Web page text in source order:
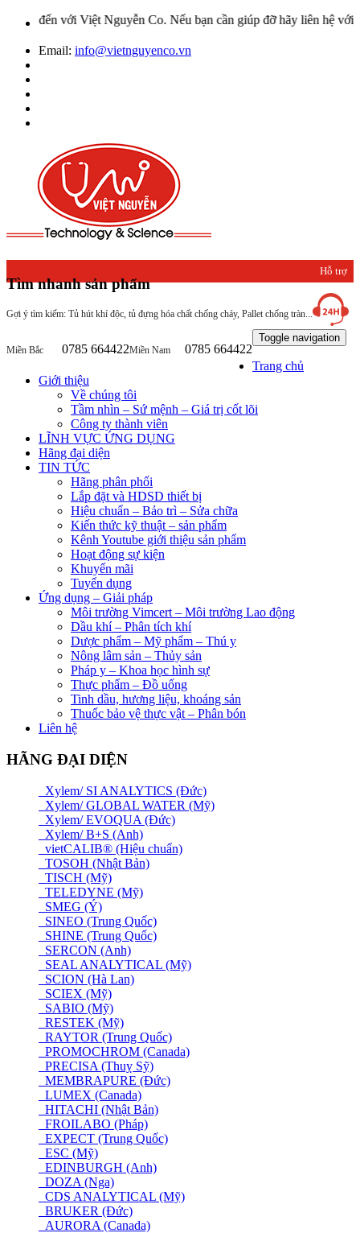
Việt Nguyễn Co. Nếu bạn cần giúp đỡ hãy liên hệ với chúng tôi
Email: info@vietnguyenco.vn
Tìm nhanh sản phẩm
Gợi ý tìm kiếm: Tủ hút khí độc, tủ đựng hóa chất chống cháy, Pallet chống tràn...
Hỗ trợ
khách
hàng
Miền Bắc 0785 664422Miền Nam 0785 664422
Toggle navigation
Trang chủ
Giới thiệu
Về chúng tôi
Tầm nhìn – Sứ mệnh – Giá trị cốt lõi
Công ty thành viên
LĨNH VỰC ỨNG DỤNG
Hãng đại diện
TIN TỨC
Hãng phân phối
Lắp đặt và HDSD thiết bị
Hiệu chuẩn – Bảo trì – Sửa chữa
Kiến thức kỹ thuật – sản phẩm
Kênh Youtube giới thiệu sản phẩm
Hoạt động sự kiện
Khuyến mãi
Tuyển dụng
Ứng dụng – Giải pháp
Môi trường Vimcert – Môi trường Lao động
Dầu khí – Phân tích khí
Dược phẩm – Mỹ phẩm – Thú y
Nông lâm sản – Thủy sản
Pháp y – Khoa học hình sự
Thực phẩm – Đồ uống
Tinh dầu, hương liệu, khoáng sản
Thuốc bảo vệ thực vật – Phân bón
Liên hệ
HÃNG ĐẠI DIỆN
Xylem/ SI ANALYTICS (Đức)
Xylem/ GLOBAL WATER (Mỹ)
Xylem/ EVOQUA (Đức)
Xylem/ B+S (Anh)
vietCALIB® (Hiệu chuẩn)
TOSOH (Nhật Bản)
TISCH (Mỹ)
TELEDYNE (Mỹ)
SMEG (Ý)
SINEO (Trung Quốc)
SHINE (Trung Quốc)
SERCON (Anh)
SEAL ANALYTICAL (Mỹ)
SCION (Hà Lan)
SCIEX (Mỹ)
SABIO (Mỹ)
RESTEK (Mỹ)
RAYTOR (Trung Quốc)
PROMOCHROM (Canada)
PRECISA (Thuỵ Sỹ)
MEMBRAPURE (Đức)
LUMEX (Canada)
HITACHI (Nhật Bản)
FROILABO (Pháp)
EXPECT (Trung Quốc)
ESC (Mỹ)
EDINBURGH (Anh)
DOZA (Nga)
CDS ANALYTICAL (Mỹ)
BRUKER (Đức)
AURORA (Canada)